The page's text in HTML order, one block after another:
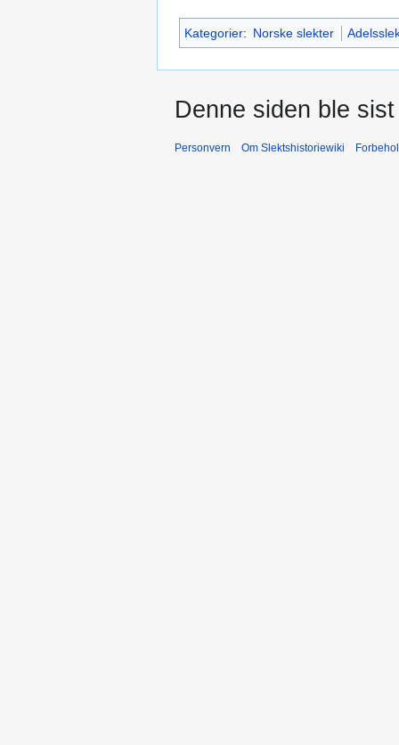
Kategorier: Norske slekter
Denne siden ble
Personvern Om Slektshistoriewiki